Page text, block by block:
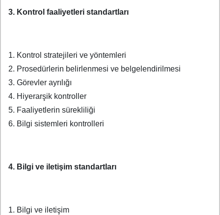
3. Kontrol faaliyetleri standartları
1. Kontrol stratejileri ve yöntemleri
2. Prosedürlerin belirlenmesi ve belgelendirilmesi
3. Görevler ayrılığı
4. Hiyerarşik kontroller
5. Faaliyetlerin sürekliliği
6. Bilgi sistemleri kontrolleri
4. Bilgi ve iletişim standartları
1. Bilgi ve iletişim